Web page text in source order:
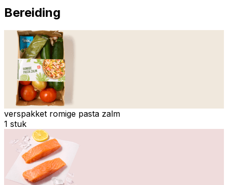
Bereiding
verspakket romige pasta zalm
1 stuk